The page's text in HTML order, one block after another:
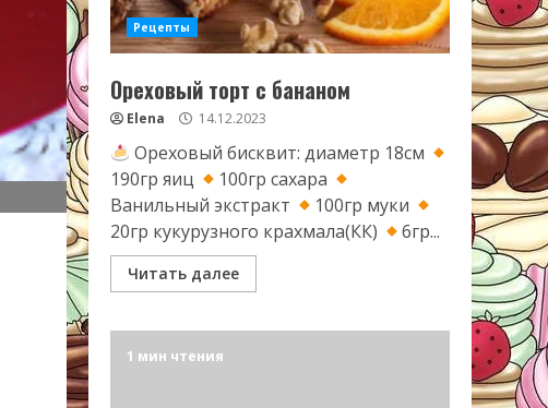
Рецепты
Ореховый торт с бананом
Elena 14.12.2023
Ореховый бисквит: диаметр 18см
190гр яиц
100гр сахара
Ванильный экстракт
100гр муки
20гр кукурузного крахмала(КК)
6гр...
Читать далее
1 мин чтения